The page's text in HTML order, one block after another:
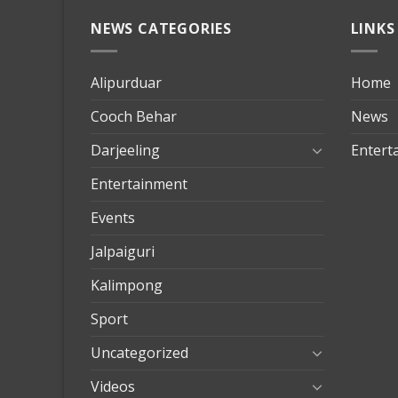
NEWS CATEGORIES
Alipurduar
Cooch Behar
Darjeeling
Entertainment
Events
Jalpaiguri
Kalimpong
Sport
Uncategorized
Videos
LINKS
Home
News